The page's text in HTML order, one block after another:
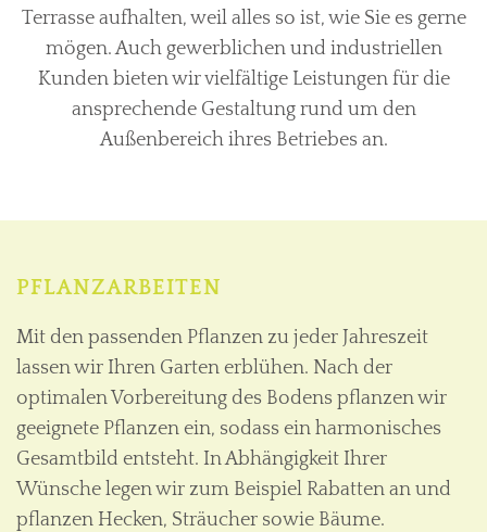
Terrasse aufhalten, weil alles so ist, wie Sie es gerne
mögen. Auch gewerblichen und industriellen
Kunden bieten wir vielfältige Leistungen für die
ansprechende Gestaltung rund um den
Außenbereich ihres Betriebes an.
PFLANZARBEITEN
Mit den passenden Pflanzen zu jeder Jahreszeit
lassen wir Ihren Garten erblühen. Nach der
optimalen Vorbereitung des Bodens pflanzen wir
geeignete Pflanzen ein, sodass ein harmonisches
Gesamtbild entsteht. In Abhängigkeit Ihrer
Wünsche legen wir zum Beispiel Rabatten an und
pflanzen Hecken, Sträucher sowie Bäume.